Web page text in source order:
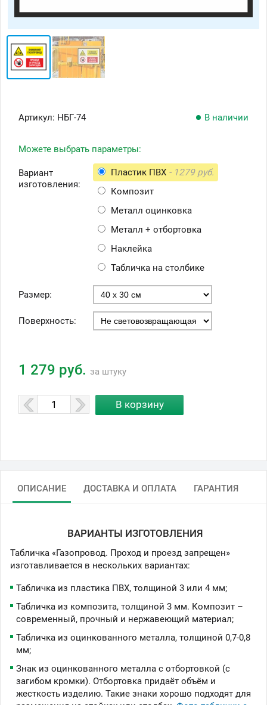
Артикул: НБГ-74 В наличии
Можете выбрать параметры:
Вариант
изготовления:
Пластик ПВХ - 1279 руб.
Композит
Металл оцинковка
Металл + отбортовка
Наклейка
Табличка на столбике
Размер:
Поверхность:
1 279 руб. за штуку
ОПИСАНИЕ ДОСТАВКА И ОПЛАТА ГАРАНТИЯ
ВАРИАНТЫ ИЗГОТОВЛЕНИЯ
Табличка «Газопровод. Проход и проезд запрещен»
изготавливается в нескольких вариантах:
Табличка из пластика ПВХ, толщиной 3 или 4 мм;
Табличка из композита, толщиной 3 мм. Композит –
современный, прочный и нержавеющий материал;
Табличка из оцинкованного металла, толщиной 0,7-0,8
мм;
Знак из оцинкованного металла с отбортовкой (с
загибом кромки). Отбортовка придаёт объём и
жесткость изделию. Такие знаки хорошо подходят для